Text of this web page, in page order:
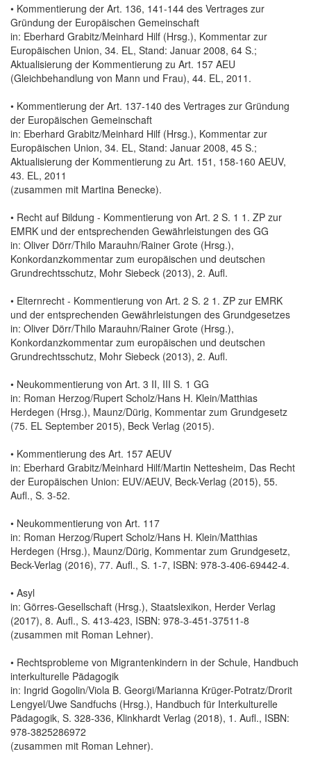
• Kommentierung der Art. 136, 141-144 des Vertrages zur
Gründung der Europäischen Gemeinschaft
in: Eberhard Grabitz/Meinhard Hilf (Hrsg.), Kommentar zur
Europäischen Union, 34. EL, Stand: Januar 2008, 64 S.;
Aktualisierung der Kommentierung zu Art. 157 AEU
(Gleichbehandlung von Mann und Frau), 44. EL, 2011.
• Kommentierung der Art. 137-140 des Vertrages zur Gründung
der Europäischen Gemeinschaft
in: Eberhard Grabitz/Meinhard Hilf (Hrsg.), Kommentar zur
Europäischen Union, 34. EL, Stand: Januar 2008, 45 S.;
Aktualisierung der Kommentierung zu Art. 151, 158-160 AEUV,
43. EL, 2011
(zusammen mit Martina Benecke).
• Recht auf Bildung - Kommentierung von Art. 2 S. 1 1. ZP zur
EMRK und der entsprechenden Gewährleistungen des GG
in: Oliver Dörr/Thilo Marauhn/Rainer Grote (Hrsg.),
Konkordanzkommentar zum europäischen und deutschen
Grundrechtsschutz, Mohr Siebeck (2013), 2. Aufl.
• Elternrecht - Kommentierung von Art. 2 S. 2 1. ZP zur EMRK
und der entsprechenden Gewährleistungen des Grundgesetzes
in: Oliver Dörr/Thilo Marauhn/Rainer Grote (Hrsg.),
Konkordanzkommentar zum europäischen und deutschen
Grundrechtsschutz, Mohr Siebeck (2013), 2. Aufl.
• Neukommentierung von Art. 3 II, III S. 1 GG
in: Roman Herzog/Rupert Scholz/Hans H. Klein/Matthias
Herdegen (Hrsg.), Maunz/Dürig, Kommentar zum Grundgesetz
(75. EL September 2015), Beck Verlag (2015).
• Kommentierung des Art. 157 AEUV
in: Eberhard Grabitz/Meinhard Hilf/Martin Nettesheim, Das Recht
der Europäischen Union: EUV/AEUV, Beck-Verlag (2015), 55.
Aufl., S. 3-52.
• Neukommentierung von Art. 117
in: Roman Herzog/Rupert Scholz/Hans H. Klein/Matthias
Herdegen (Hrsg.), Maunz/Dürig, Kommentar zum Grundgesetz,
Beck-Verlag (2016), 77. Aufl., S. 1-7, ISBN: 978-3-406-69442-4.
• Asyl
in: Görres-Gesellschaft (Hrsg.), Staatslexikon, Herder Verlag
(2017), 8. Aufl., S. 413-423, ISBN: 978-3-451-37511-8
(zusammen mit Roman Lehner).
• Rechtsprobleme von Migrantenkindern in der Schule, Handbuch
interkulturelle Pädagogik
in: Ingrid Gogolin/Viola B. Georgi/Marianna Krüger-Potratz/Drorit
Lengyel/Uwe Sandfuchs (Hrsg.), Handbuch für Interkulturelle
Pädagogik, S. 328-336, Klinkhardt Verlag (2018), 1. Aufl., ISBN:
978-3825286972
(zusammen mit Roman Lehner).